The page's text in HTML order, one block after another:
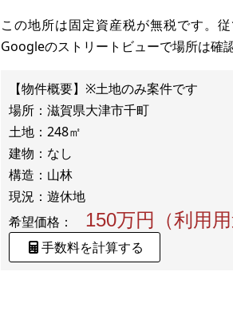
この地所は固定資産税が無税です。
Googleのストリートビューで場所は確
【物件概要】※土地のみ案件です
場所：滋賀県大津市千町
土地：248㎡
建物：なし
構造：山林
希望価格：
150万円（利用
手数料を計算する